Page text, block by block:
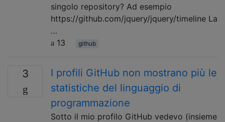
singolo repository? Ad esempio
https://github.com/jquery/jquery/timeline La
…
13
github
3
I profili GitHub non mostrano più le
statistiche del linguaggio di
programmazione
Sotto il mio profilo GitHub vedevo (insieme